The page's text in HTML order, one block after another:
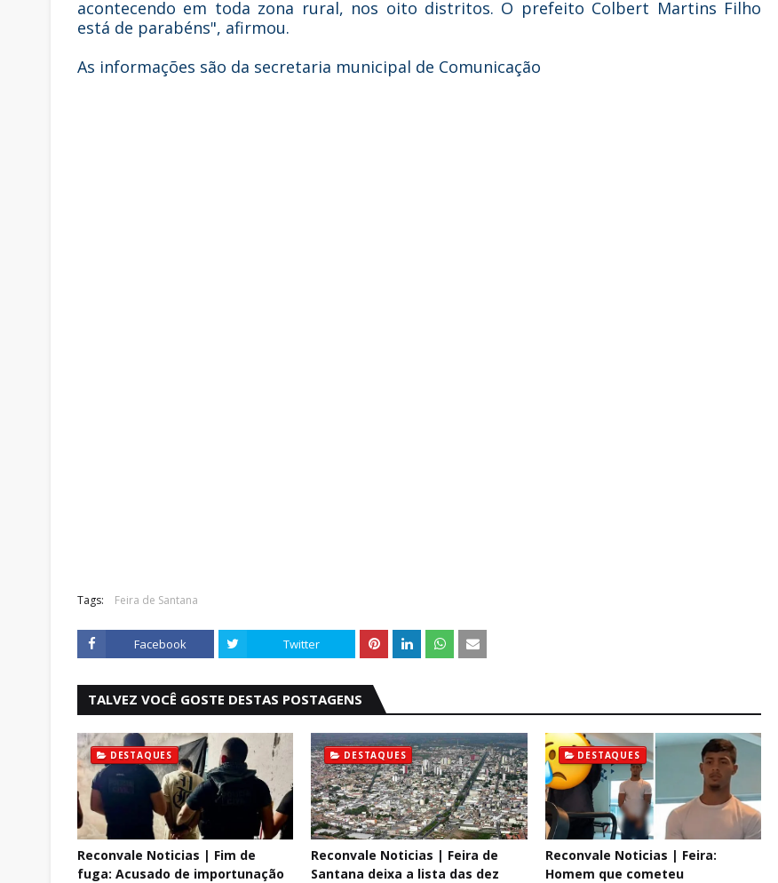
acontecendo em toda zona rural, nos oito distritos. O prefeito Colbert Martins Filho
está de parabéns", afirmou.
As informações são da secretaria municipal de Comunicação
Tags: Feira de Santana
Facebook Twitter
TALVEZ VOCÊ GOSTE DESTAS POSTAGENS
DESTAQUES
Reconvale Noticias | Fim de
fuga: Acusado de importunação
DESTAQUES
Reconvale Noticias | Feira de
Santana deixa a lista das dez
DESTAQUES
Reconvale Noticias | Feira:
Homem que cometeu